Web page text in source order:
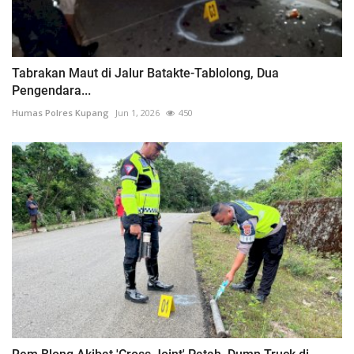
Tabrakan Maut di Jalur Batakte-Tablolong, Dua
Pengendara...
Humas Polres Kupang Jun 1, 2026 450